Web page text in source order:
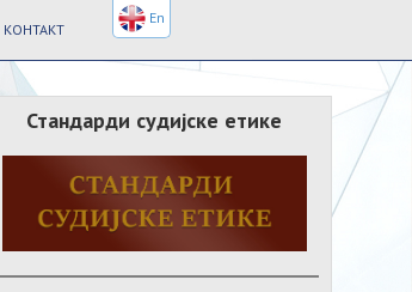
КОНТАКТ
Стандарди судијске етике
En